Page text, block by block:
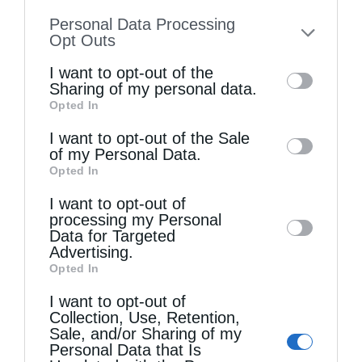
to your opt-out. You may separately opt-out
information by third parties on the IAB’s list
of downstream participants. This
information may also be disclosed by us to
third parties on theIAB’s List of
Downstream Participants
disclose it to other third parties.
Personal Data Processing
Opt Outs
I want to opt-out of the
Sharing of my personal data.
Opted In
I want to opt-out of the Sale
of my Personal Data.
Opted In
I want to opt-out of
processing my Personal
Data for Targeted
Advertising.
Opted In
I want to opt-out of
Collection, Use, Retention,
Sale, and/or Sharing of my
Personal Data that Is
Μητροπόλεις
Ένας τεράστιος Σταυρός ορατός μέχρι Τουρκία
υψώθηκε στον Εβρο
christina 15 Σεπτεμβρίου 2020